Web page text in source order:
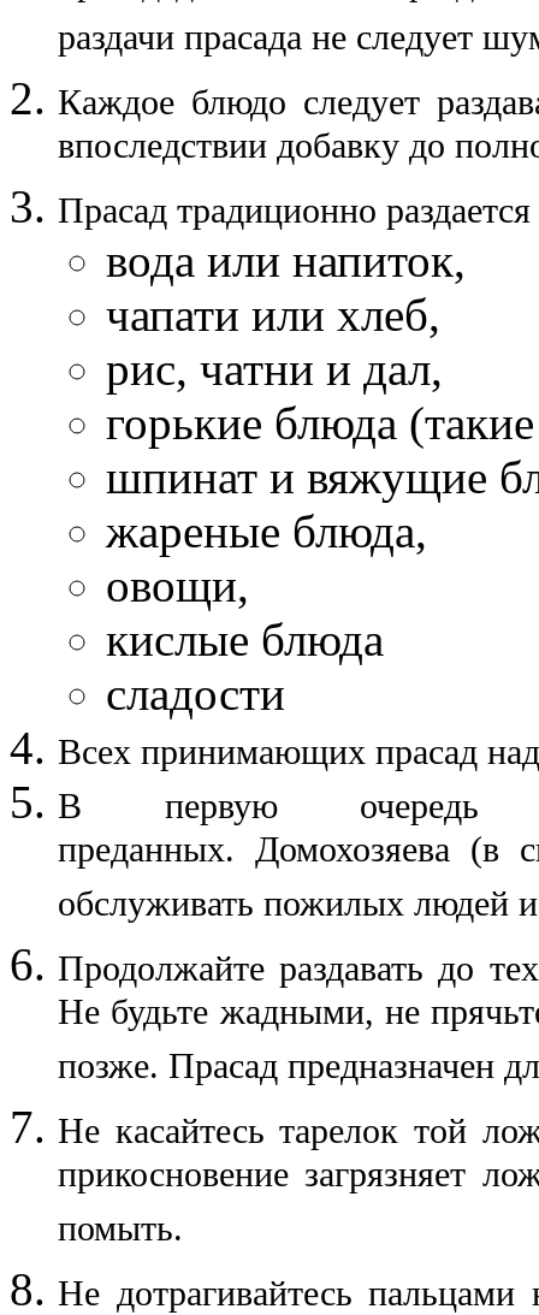
раздачи прасада не следует
Каждое блюдо следует
впоследствии добавку до
Прасад традиционно
вода или напиток,
чапати или хлеб,
рис, чатни и дал,
горькие блюда
шпинат и вяжущие
жареные блюда,
овощи,
кислые блюда
сладости
Всех принимающих прасад
В первую очередь
преданных. Домохозяева
обслуживать пожилых людей
Продолжайте раздавать до
Не будьте жадными, не
позже. Прасад предназначен
Не касайтесь тарелок той
прикосновение загрязняет
помыть.
Не дотрагивайтесь